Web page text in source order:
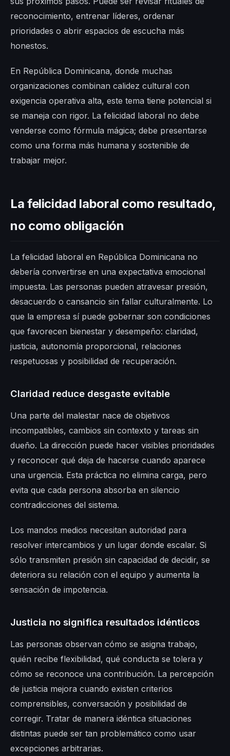
reconocimiento, entrenar líderes, ordenar
prioridades o abrir espacios de escucha más
honestos.
En República Dominicana, donde muchas
organizaciones combinan calidez cultural con
exigencia operativa alta, este tema tiene potencial si
se maneja con rigor. La felicidad laboral no debe
venderse como fórmula mágica; debe presentarse
como una forma más humana y sostenible de
trabajar mejor.
La felicidad laboral como resultado,
no como obligación
La felicidad laboral en República Dominicana no
debería convertirse en una expectativa emocional
impuesta. Las personas pueden atravesar presión,
desacuerdo o cansancio sin fallar culturalmente. Lo
que la empresa sí puede gobernar son condiciones
que favorecen bienestar y desempeño: claridad,
justicia, autonomía proporcional, relaciones
respetuosas y posibilidad de recuperación.
Claridad reduce desgaste evitable
Una parte del malestar nace de objetivos
incompatibles, cambios sin contexto y tareas sin
dueño. La dirección puede hacer visibles prioridades
y reconocer qué deja de hacerse cuando aparece
una urgencia. Esta práctica no elimina carga, pero
evita que cada persona absorba en silencio
contradicciones del sistema.
Los mandos medios necesitan autoridad para
resolver intercambios y un lugar donde escalar. Si
sólo transmiten presión sin capacidad de decidir, se
deteriora su relación con el equipo y aumenta la
sensación de impotencia.
Justicia no significa resultados idénticos
Las personas observan cómo se asigna trabajo,
quién recibe flexibilidad, qué conducta se tolera y
cómo se reconoce una contribución. La percepción
de justicia mejora cuando existen criterios
comprensibles, conversación y posibilidad de
corregir. Tratar de manera idéntica situaciones
distintas puede ser tan problemático como usar
excepciones arbitrarias.